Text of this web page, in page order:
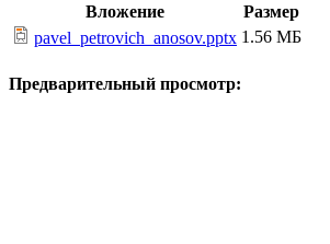
Вложение
Размер
pavel_petrovich_anosov.pptx 1.56 МБ
Предварительный просмотр: